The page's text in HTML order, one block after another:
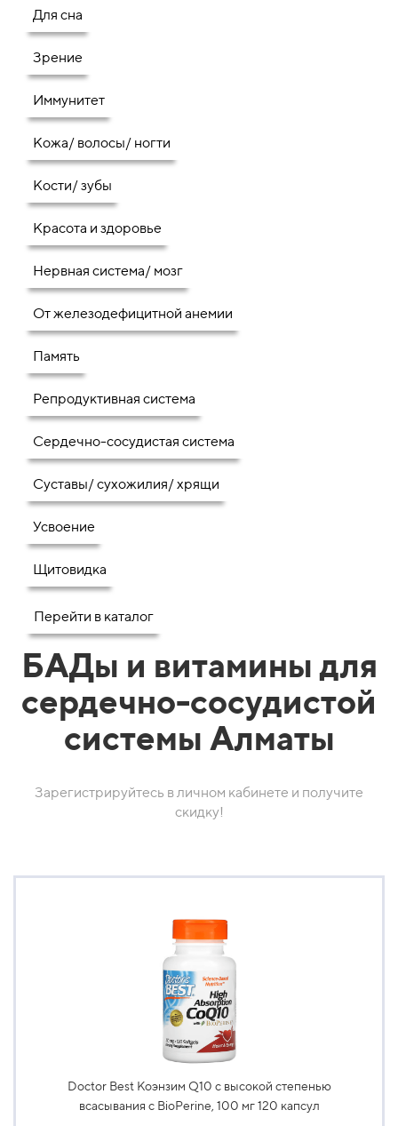
Для сна
Зрение
Иммунитет
Кожа/ волосы/ ногти
Кости/ зубы
Красота и здоровье
Нервная система/ мозг
От железодефицитной анемии
Память
Репродуктивная система
Сердечно-сосудистая система
Суставы/ сухожилия/ хрящи
Усвоение
Щитовидка
Перейти в каталог
БАДы и витамины для
сердечно-сосудистой
системы Алматы
Зарегистрируйтесь в личном кабинете и получите
скидку!
Doctor Best Коэнзим Q10 с высокой степенью
всасывания с BioPerine, 100 мг 120 капсул